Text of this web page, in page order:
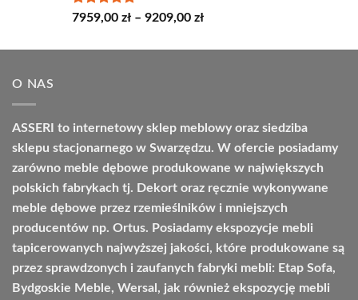
Oceniono
7959,00 zł – 9209,00 złZakres
od
O NAS
ASSERI to internetowy sklep meblowy oraz siedziba
sklepu stacjonarnego w Swarzędzu. W ofercie posiadamy
zarówno meble dębowe produkowane w największych
polskich fabrykach tj. Dekort oraz ręcznie wykonywane
meble dębowe przez rzemieślników i mniejszych
producentów np. Ortus. Posiadamy ekspozycje mebli
tapicerowanych najwyższej jakości, które produkowane są
przez sprawdzonych i zaufanych fabryki mebli: Etap Sofa,
Bydgoskie Meble, Wersal, jak również ekspozycję mebli